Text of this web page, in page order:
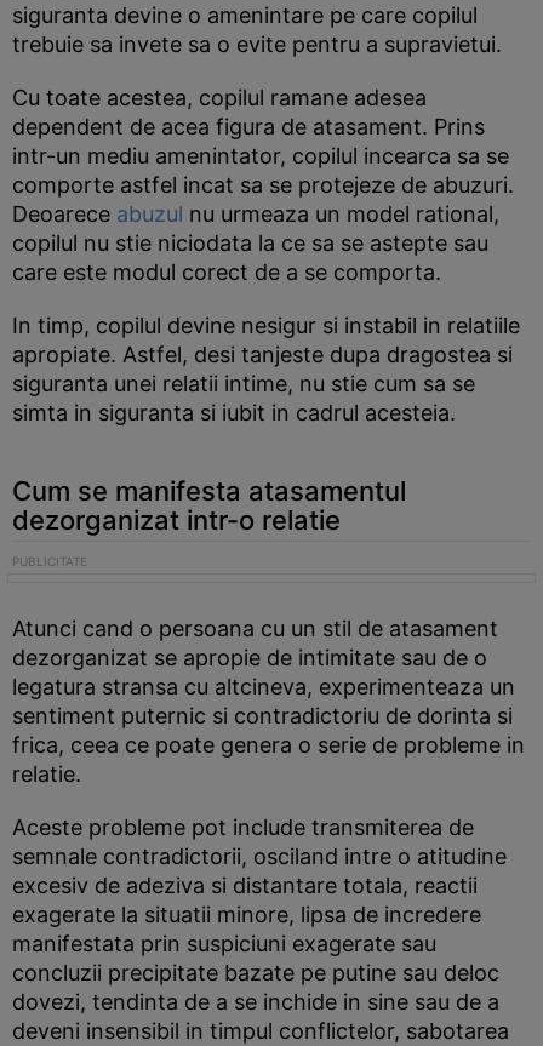
siguranta devine o amenintare pe care copilul
trebuie sa invete sa o evite pentru a supravietui.
Cu toate acestea, copilul ramane adesea
dependent de acea figura de atasament. Prins
intr-un mediu amenintator, copilul incearca sa se
comporte astfel incat sa se protejeze de abuzuri.
Deoarece abuzul nu urmeaza un model rational,
copilul nu stie niciodata la ce sa se astepte sau
care este modul corect de a se comporta.
In timp, copilul devine nesigur si instabil in relatiile
apropiate. Astfel, desi tanjeste dupa dragostea si
siguranta unei relatii intime, nu stie cum sa se
simta in siguranta si iubit in cadrul acesteia.
Cum se manifesta atasamentul
dezorganizat intr-o relatie
Atunci cand o persoana cu un stil de atasament
dezorganizat se apropie de intimitate sau de o
legatura stransa cu altcineva, experimenteaza un
sentiment puternic si contradictoriu de dorinta si
frica, ceea ce poate genera o serie de probleme in
relatie.
Aceste probleme pot include transmiterea de
semnale contradictorii, osciland intre o atitudine
excesiv de adeziva si distantare totala, reactii
exagerate la situatii minore, lipsa de incredere
manifestata prin suspiciuni exagerate sau
concluzii precipitate bazate pe putine sau deloc
dovezi, tendinta de a se inchide in sine sau de a
deveni insensibil in timpul conflictelor, sabotarea